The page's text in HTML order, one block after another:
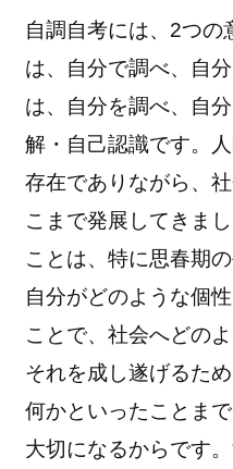
自調自考には、2つの
は、自分で調べ、自
は、自分を調べ、自
解・自己認識です。
存在でありながら、
こまで発展してきま
ことは、特に思春期
自分がどのような個
ことで、社会へどの
それを成し遂げるた
何かといったことま
大切になるからです